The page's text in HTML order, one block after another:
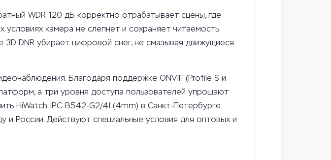
WDR 120 дБ корректно отрабатывает сцены, где
камера не слепнет и сохраняет читаемость
DNR убирает цифровой снег, не смазывая движущиеся
Благодаря поддержке ONVIF (Profile S и
а три уровня доступа пользователей упрощают
HiWatch IPC-B542-G2/4I (4mm) в Санкт-Петербурге
и России. Действуют специальные условия для оптовых и